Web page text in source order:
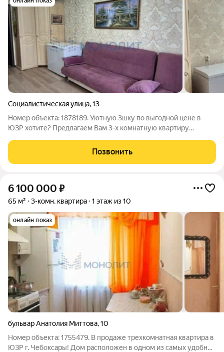
Социалистическая улица,13
Номер объекта: 1878189. Уютную 3шку по выгодной цене в
ЮЗР хотите? Предлагаем Вам 3-х комнатную квартиру
Квартира в прекрасном состоянии, сделан евроремонт.
Гостеприимная кухня-гостинная,
Позвонить
6 100 000 ₽
65 м² 3-комн. квартира 1 этаж из 10
онлайн показ
бульвар Анатолия Миттова,10
Номер объекта: 1755479. В продаже трехкомнатная квартира в
ЮЗР г. Чебоксары! Дом расположен в одном из самых удобных